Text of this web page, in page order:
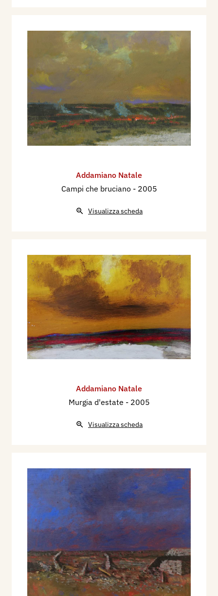
Addamiano Natale
Campi che bruciano - 2005
Visualizza scheda
Addamiano Natale
Murgia d'estate - 2005
Visualizza scheda